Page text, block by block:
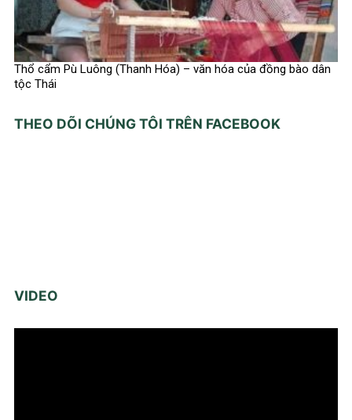
Thổ cẩm Pù Luông (Thanh Hóa) – văn hóa của đồng bào dân
tộc Thái
THEO DÕI CHÚNG TÔI TRÊN FACEBOOK
VIDEO